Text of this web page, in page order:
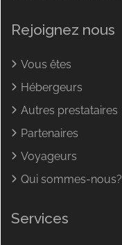
Rejoignez nous
Vous êtes
Hébergeurs
Autres prestataires
Partenaires
Voyageurs
Qui sommes-nous?
Services